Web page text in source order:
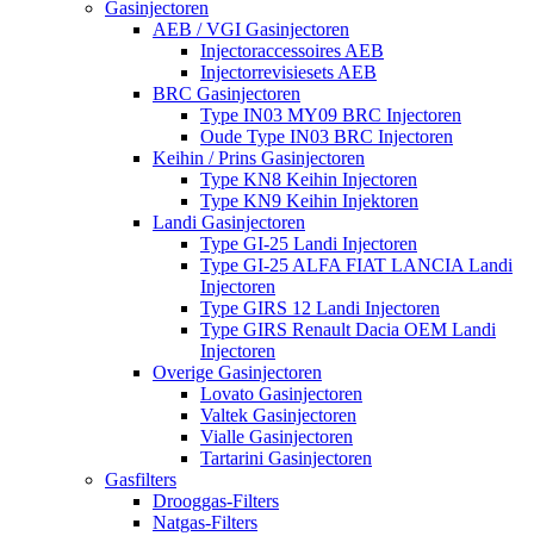
Gasinjectoren
AEB / VGI Gasinjectoren
Injectoraccessoires AEB
Injectorrevisiesets AEB
BRC Gasinjectoren
Type IN03 MY09 BRC Injectoren
Oude Type IN03 BRC Injectoren
Keihin / Prins Gasinjectoren
Type KN8 Keihin Injectoren
Type KN9 Keihin Injektoren
Landi Gasinjectoren
Type GI-25 Landi Injectoren
Type GI-25 ALFA FIAT LANCIA Landi
Injectoren
Type GIRS 12 Landi Injectoren
Type GIRS Renault Dacia OEM Landi
Injectoren
Overige Gasinjectoren
Lovato Gasinjectoren
Valtek Gasinjectoren
Vialle Gasinjectoren
Tartarini Gasinjectoren
Gasfilters
Drooggas-Filters
Natgas-Filters